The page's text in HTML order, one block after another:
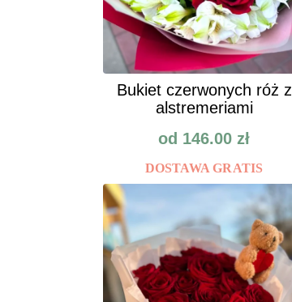
Bukiet czerwonych róż z
alstremeriami
od 146.00 zł
DOSTAWA GRATIS